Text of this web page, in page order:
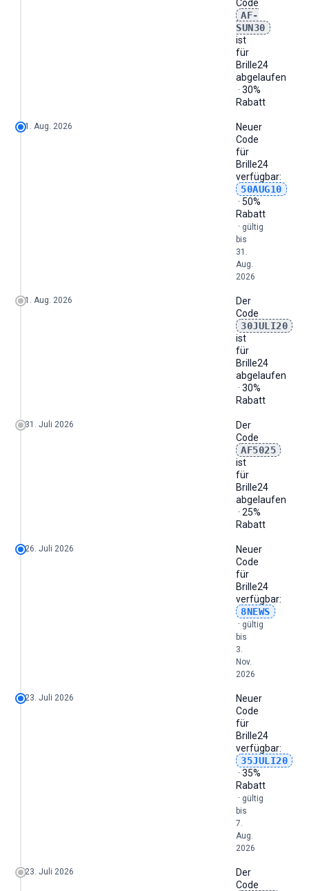
Code
AF-
SUN30
ist
für
Brille24
abgelaufen
· 30%
Rabatt
1. Aug. 2026
Neuer
Code
für
Brille24
verfügbar:
50AUG10
· 50%
Rabatt
· gültig
bis
31.
Aug.
2026
1. Aug. 2026
Der
Code
30JULI20
ist
für
Brille24
abgelaufen
· 30%
Rabatt
31. Juli 2026
Der
Code
AF5025
ist
für
Brille24
abgelaufen
· 25%
Rabatt
26. Juli 2026
Neuer
Code
für
Brille24
verfügbar:
8NEWS
· gültig
bis
3.
Nov.
2026
23. Juli 2026
Neuer
Code
für
Brille24
verfügbar:
35JULI20
· 35%
Rabatt
· gültig
bis
7.
Aug.
2026
23. Juli 2026
Der
Code